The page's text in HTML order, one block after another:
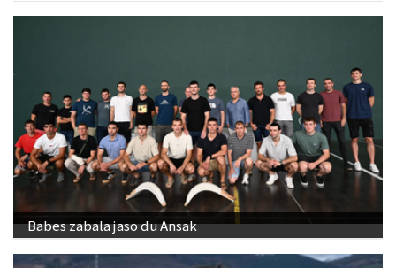
Babes zabala jaso du Ansak